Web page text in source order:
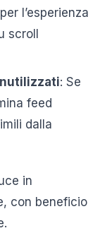
l’esperienza
scroll
: Se
feed
dalla
in
con beneficio